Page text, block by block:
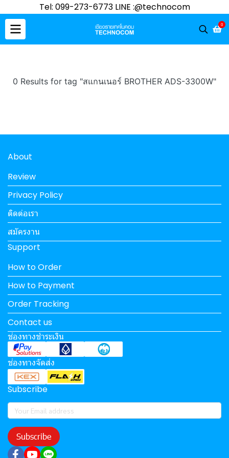
Tel: 099-273-6773 LINE :@technocom
0
0 Results for tag "สแกนเนอร์ BROTHER ADS-3300W"
About
Review
Privacy Policy
ติดต่อเรา
สมัครงาน
Support
How to Order
How to Payment
Order Tracking
Contact us
ช่องทางชำระเงิน
ช่องทางจัดส่ง
Subscribe
Subscribe